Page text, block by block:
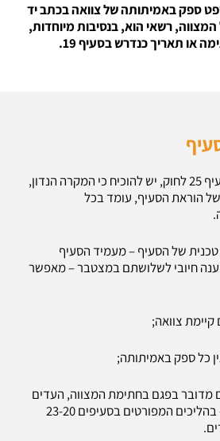
ספק באמיתותה של צוואה בכתב יד
רשאי הוא, בנסיבות מיוחדות,
או תאריך כנדרש בסעיף 19.
כדי להיכנס לגדרו של סעיף 25 לחוק, יש להוכיח כי המקרה הנדון,
הוראת הסעיף, עומד בכל
של הסעיף – מעמיד הסעיף
חיובי לשלושתם במצטבר – מאפשר
צוואה;
כל ספק באמיתותה;
מדובר בפגם בחתימת המצווה, העדים
או בתאריך הצוואה, או – בהליכים המפורטים בסעיפים 23-20